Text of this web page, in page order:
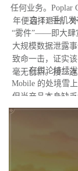
任何业务。Poplar
年便选择退出，
自 T1 手机发布
“雾件”——即大肆
大规模数据泄露
致命一击，证实
毫无创新。接二
在舆论持续发酵
Mobile 的处境雪
但当产品本身缺
力。目